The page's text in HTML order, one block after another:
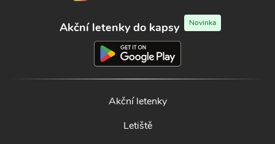
Akční letenky do kapsy Novinka
Akční letenky
Letiště